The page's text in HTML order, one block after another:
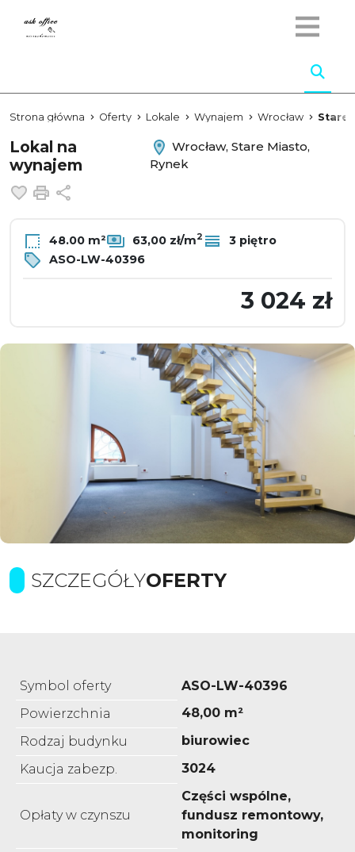
Strona główna Oferty Lokale Wynajem Wrocław Stare
Lokal na
wynajem
Wrocław, Stare Miasto,
Rynek
Dodaj do ulubionych
Drukuj
48.00 m² 63,00 zł/m2
3 piętro
ASO-LW-40396
3 024 zł
SZCZEGÓŁYOFERTY
Symbol oferty
ASO-LW-40396
Powierzchnia
48,00 m²
Rodzaj budynku
biurowiec
Kaucja zabezp.
3024
Opłaty w czynszu
Części wspólne,
fundusz remontowy,
monitoring